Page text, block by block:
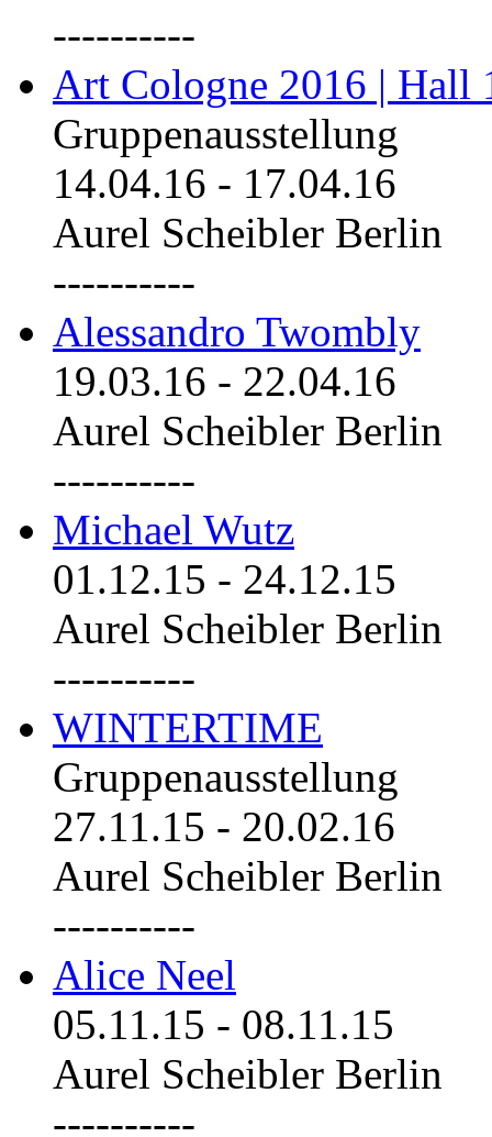
----------
Art Cologne 2016 | Hall
Gruppenausstellung
14.04.16 - 17.04.16
Aurel Scheibler Berlin
----------
Alessandro Twombly
19.03.16 - 22.04.16
Aurel Scheibler Berlin
----------
Michael Wutz
01.12.15 - 24.12.15
Aurel Scheibler Berlin
----------
WINTERTIME
Gruppenausstellung
27.11.15 - 20.02.16
Aurel Scheibler Berlin
----------
Alice Neel
05.11.15 - 08.11.15
Aurel Scheibler Berlin
----------